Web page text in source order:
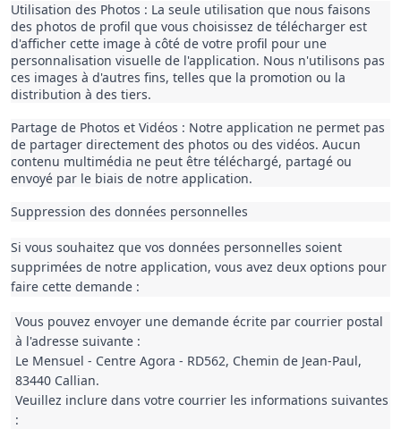
Utilisation des Photos : La seule utilisation que nous faisons
des photos de profil que vous choisissez de télécharger est
d'afficher cette image à côté de votre profil pour une
personnalisation visuelle de l'application. Nous n'utilisons pas
ces images à d'autres fins, telles que la promotion ou la
distribution à des tiers.
Partage de Photos et Vidéos : Notre application ne permet pas
de partager directement des photos ou des vidéos. Aucun
contenu multimédia ne peut être téléchargé, partagé ou
envoyé par le biais de notre application.
Suppression des données personnelles
Si vous souhaitez que vos données personnelles soient
supprimées de notre application, vous avez deux options pour
faire cette demande :
Vous pouvez envoyer une demande écrite par courrier postal
à l'adresse suivante :
Le Mensuel - Centre Agora - RD562, Chemin de Jean-Paul,
83440 Callian.
Veuillez inclure dans votre courrier les informations suivantes
: